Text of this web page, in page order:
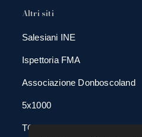
Altri siti
Salesiani INE
Ispettoria FMA
Associazione Donboscoland
5x1000
TGS Eurogroup